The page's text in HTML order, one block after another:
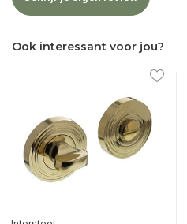
Ook interessant voor jou?